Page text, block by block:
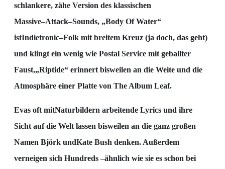
schlankere, zähe Version des klassischen
Massive–Attack–Sounds, „Body Of Water“
istIndietronic–Folk mit breitem Kreuz (ja doch, das geht)
und klingt ein wenig wie Postal Service mit geballter
Faust,„Riptide“ erinnert bisweilen an die Weite und die
Atmosphäre einer Platte von The Album Leaf.
Evas oft mitNaturbildern arbeitende Lyrics und ihre
Sicht auf die Welt lassen bisweilen an die ganz großen
Namen Björk undKate Bush denken. Außerdem
verneigen sich Hundreds–ähnlich wie sie es schon bei